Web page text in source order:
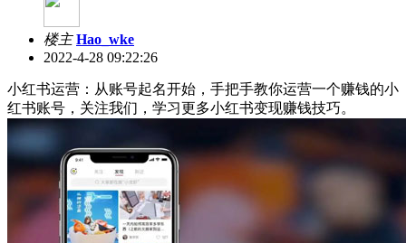
楼主 Hao_wke
2022-4-28 09:22:26
小红书运营：从账号起名开始，手把手教你运营一个赚钱的小
红书账号，关注我们，学习更多小红书变现赚钱技巧。